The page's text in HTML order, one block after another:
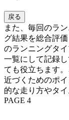
戻る
また、毎回のラ
グ結果を総合評
のランニングタ
一覧にして記録
ても役立ちます
近づくためのポ
的な走り方やタ
PAGE 4